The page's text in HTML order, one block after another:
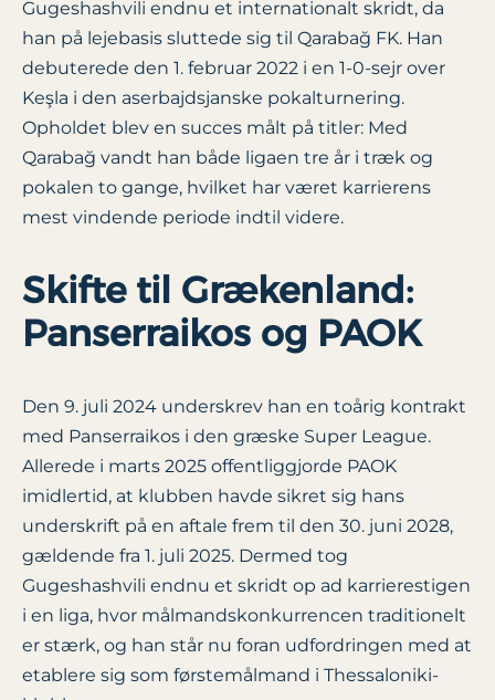
Gugeshashvili endnu et internationalt skridt, da
han på lejebasis sluttede sig til Qarabağ FK. Han
debuterede den 1. februar 2022 i en 1-0-sejr over
Keşla i den aserbajdsjanske pokalturnering.
Opholdet blev en succes målt på titler: Med
Qarabağ vandt han både ligaen tre år i træk og
pokalen to gange, hvilket har været karrierens
mest vindende periode indtil videre.
Skifte til Grækenland:
Panserraikos og PAOK
Den 9. juli 2024 underskrev han en toårig kontrakt
med Panserraikos i den græske Super League.
Allerede i marts 2025 offentliggjorde PAOK
imidlertid, at klubben havde sikret sig hans
underskrift på en aftale frem til den 30. juni 2028,
gældende fra 1. juli 2025. Dermed tog
Gugeshashvili endnu et skridt op ad karrierestigen
i en liga, hvor målmandskonkurrencen traditionelt
er stærk, og han står nu foran udfordringen med at
etablere sig som førstemålmand i Thessaloniki-